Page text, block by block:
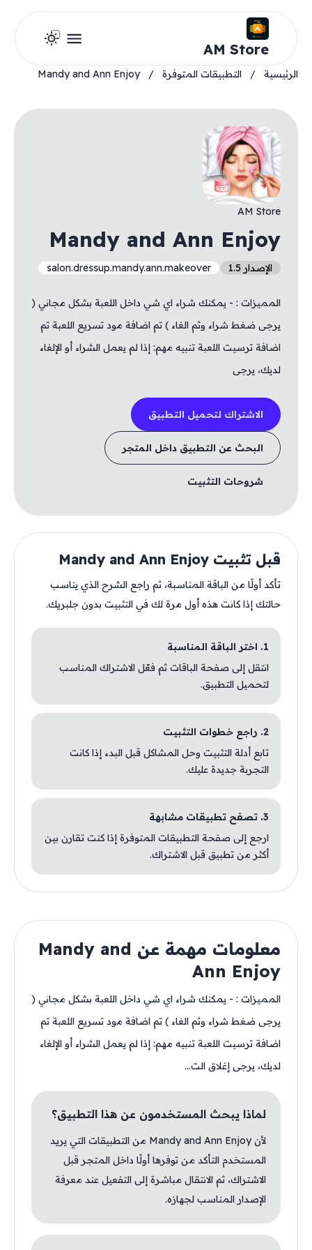
AM Store
الرئيسية / التطبيقات المتوفرة /
Mandy and Ann Enjoy
AM Store
Mandy and Ann Enjoy
الإصدار 1.5 salon.dressup.mandy.ann.makeover
المميزات : - يمكنك شراء اي شي داخل اللعبة بشكل مجاني (
يرجى ضغط شراء وثم الغاء ) تم اضافة مود تسريع اللعبة تم
اضافة ترسيت اللعبة تنبيه مهم: إذا لم يعمل الشراء أو الإلغاء
لديك، يرجى
الاشتراك لتحميل التطبيق
البحث عن التطبيق داخل المتجر
شروحات التثبيت
قبل تثبيت Mandy and Ann Enjoy
تأكد أولًا من الباقة المناسبة، ثم راجع الشرح الذي يناسب
حالتك إذا كانت هذه أول مرة لك في التثبيت بدون جلبريك.
1. اختر الباقة المناسبة
انتقل إلى صفحة الباقات ثم فعّل الاشتراك المناسب
لتحميل التطبيق.
2. راجع خطوات التثبيت
تابع أدلة التثبيت وحل المشاكل قبل البدء إذا كانت
التجربة جديدة عليك.
3. تصفح تطبيقات مشابهة
ارجع إلى صفحة التطبيقات المتوفرة إذا كنت تقارن بين
أكثر من تطبيق قبل الاشتراك.
معلومات مهمة عن Mandy and
Ann Enjoy
المميزات : - يمكنك شراء اي شي داخل اللعبة بشكل مجاني (
يرجى ضغط شراء وثم الغاء ) تم اضافة مود تسريع اللعبة تم
اضافة ترسيت اللعبة تنبيه مهم: إذا لم يعمل الشراء أو الإلغاء
لديك، يرجى إغلاق الت...
لماذا يبحث المستخدمون عن هذا التطبيق؟
لأن Mandy and Ann Enjoy من التطبيقات التي يريد
المستخدم التأكد من توفرها أولًا داخل المتجر قبل
الاشتراك، ثم الانتقال مباشرة إلى التفعيل عند معرفة
الإصدار المناسب لجهازه.